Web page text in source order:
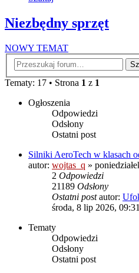
Niezbędny sprzęt
NOWY TEMAT
Tematy: 17 • Strona 1 z 1
Ogłoszenia
Odpowiedzi
Odsłony
Ostatni post
Silniki AeroTech w klasach
autor: wojtas_q »
2 Odpowiedzi
21189 Odsłony
Ostatni postautor:
środa, 8 lip 2026, 09:31
Tematy
Odpowiedzi
Odsłony
Ostatni post